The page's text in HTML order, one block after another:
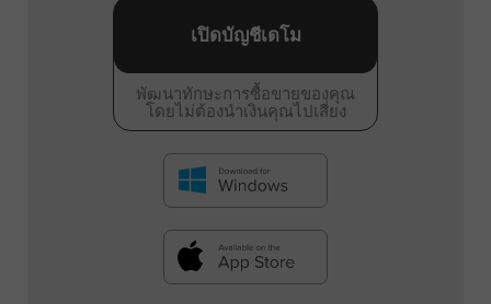
พัฒนาทักษะการซื้อขายของคุณ
โดยไม่ต้องนำเงินคุณไปเสี่ยง
เปิดบัญชีเดโม